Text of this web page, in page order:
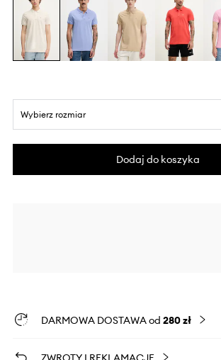
Wybierz rozmiar
Dodaj do koszyka
DARMOWA DOSTAWA od 280 zł